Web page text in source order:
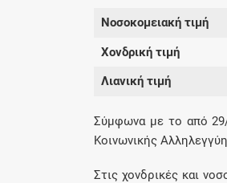
Νοσοκομειακή τιμή
Χονδρική τιμή
Λιανική τιμή
Σύμφωνα με το από
Κοινωνικής
Στις χονδρικές και